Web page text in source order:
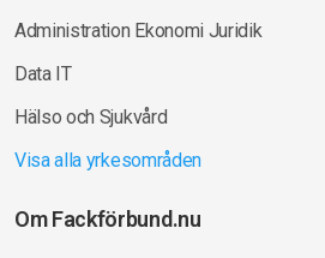
Administration Ekonomi Juridik
Data IT
Hälso och Sjukvård
Visa alla yrkesområden
Om Fackförbund.nu